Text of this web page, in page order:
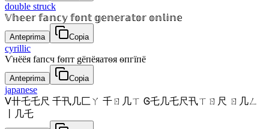
double struck
𝕍𝕙𝕖𝕖𝕣 𝕗𝕒𝕟𝕔𝕪 𝕗𝕠𝕟𝕥 𝕘𝕖𝕟𝕖𝕣𝕒𝕥𝕠𝕣 𝕠𝕟𝕝𝕚𝕟𝕖
Anteprima Copia
cyrillic
Ѵнёёя fапcч fѳпт gёпёяатѳя ѳпгїпё
Anteprima Copia
japanese
ᐯ卄乇乇尺 千卂几匚ㄚ 千ㄖ几ㄒ Ꮆ乇几乇尺卂ㄒㄖ尺 ㄖ几ㄥ
丨几乇